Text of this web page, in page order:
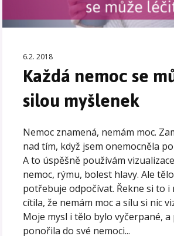
6.2. 2018
Každá nemoc se
silou myšlenek
Nemoc znamená, nemám moc.
nad tím, když jsem onemocněla
A to úspěšně používám
nemoc, rýmu, bolest hlavy. Ale
potřebuje odpočívat. Řekne si to i
cítila, že nemám moc a sílu si nic
Moje mysl i tělo bylo vyčerpané,
ponořila do své nemoci...